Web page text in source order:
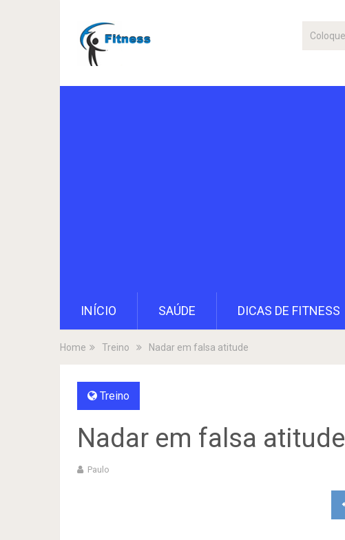
INÍCIO SAÚDE DICAS DE FITNESS
Home Treino Nadar em falsa atitude
Treino
Nadar em falsa atitude
Paulo